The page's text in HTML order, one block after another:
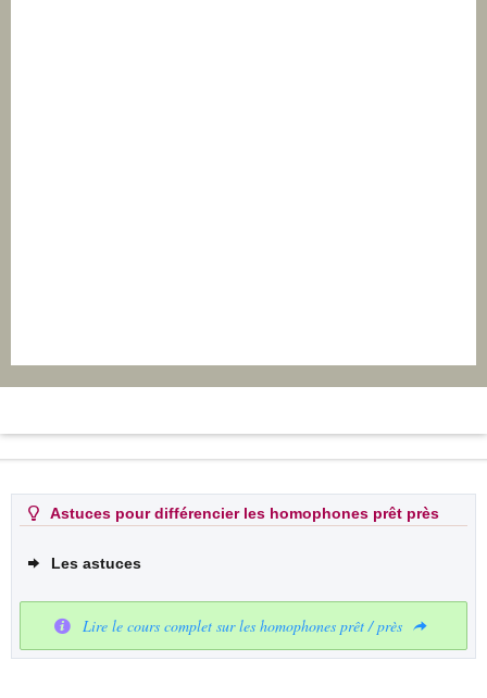
Astuces pour différencier les homophones prêt près
Les astuces
Lire le cours complet sur les homophones prêt / près